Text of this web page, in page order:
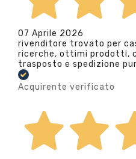
07 Aprile 2026
rivenditore trovato per
ricerche, ottimi prodotti,
trasposto e spedizione
Acquirente verificato